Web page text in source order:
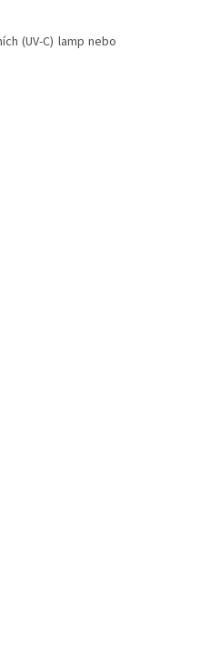
(UV-C) lamp nebo